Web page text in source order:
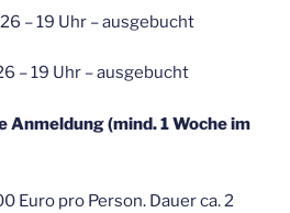
– 19 Uhr – ausgebucht
– 19 Uhr – ausgebucht
Anmeldung (mind. 1 Woche im
Euro pro Person. Dauer ca. 2